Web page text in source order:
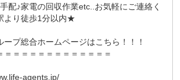
配♪家電の回収作業etc..お気軽にご連絡く
より徒歩1分以内★
プ総合ホームページはこちら！！！
＝＝＝＝＝＝＝＝＝＝＝＝＝
agents.jp/